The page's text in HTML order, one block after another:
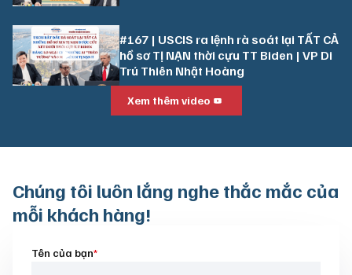
Xem thêm video
#167 | USCIS ra lệnh rà soát lại TẤT CẢ
hồ sơ TỊ NẠN thời cựu TT Biden | VP Di
Trú Thiên Nhật Hoàng
Chúng tôi luôn lắng nghe thắc mắc của
mỗi khách hàng!
Tên của bạn*